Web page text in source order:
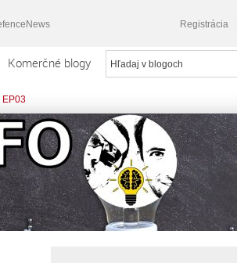
Registrácia
Komerčné blogy
EP03